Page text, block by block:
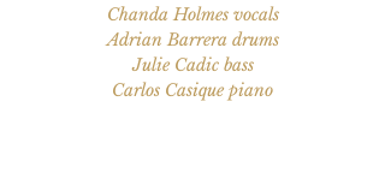
Chanda Holmes vocals
Adrian Barrera drums
Julie Cadic bass
Carlos Casique piano